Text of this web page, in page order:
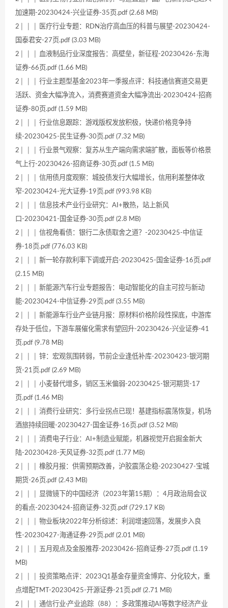
加速期-20230424-兴业证券-35页.pdf (2.68 MB)
2│ │ │ 医疗行业专题：RDN治疗高血压的科普与展望-20230424-
国泰君安-27页.pdf (3.03 MB)
2│ │ │ 血液制品行业深度报告：高壁垒，新征程-20230426-东海
证券-66页.pdf (1.66 MB)
2│ │ │ 行业主题型基金2023年一季报点评：科技通信赛道交易更
活跃、资金大幅净流入，消费赛道资金大幅净流出-20230424-招商
证券-80页.pdf (1.59 MB)
2│ │ │ 行业信息跟踪：游戏版权发放积极，快递价格竞争持
续-20230425-民生证券-30页.pdf (7.32 MB)
2│ │ │ 行业景气观察：复苏从生产端向需求端扩散，面板等价格景
气上行-20230426-招商证券-30页.pdf (1.5 MB)
2│ │ │ 信用债月度观察：城投债发行大幅增长，信用利差整体收
窄-20230424-光大证券-19页.pdf (993.98 KB)
2│ │ │ 信息技术产业行业研究：AI+散热，站上新风
口-20230421-国金证券-30页.pdf (2.8 MB)
2│ │ │ 信视角看债：银行二永债取舍之道？-20230425-中信证
券-18页.pdf (776.03 KB)
2│ │ │ 新一轮存款利率下调或开启-20230425-国金证券-16页.pdf
(2.15 MB)
2│ │ │ 新能源汽车行业专题报告：电动智能化的自主可控与新动
能-20230424-中信证券-29页.pdf (3.55 MB)
2│ │ │ 新能源车行业产业链月报：原材料价格阶段性探底，中游库
存处于低位，下游车展催化需求有望回升-20230426-兴业证券-41
页.pdf (9.78 MB)
2│ │ │ 锌：宏观氛围转弱，节前企业逢低补库-20230423-银河期
货-21页.pdf (2.69 MB)
2│ │ │ 小麦替代增多，销区玉米偏弱-20230425-银河期货-17
页.pdf (1.46 MB)
2│ │ │ 消费行业研究：多行业拐点已现！基建指标震荡恢复，机场
酒旅持续回暖-20230427-国金证券-16页.pdf (3.52 MB)
2│ │ │ 消费电子行业：AI+制造业赋能，机器视觉开启掘金新大
陆-20230428-天风证券-32页.pdf (1.77 MB)
2│ │ │ 橡胶月报：供需预期改善，沪胶震荡企稳-20230427-宝城
期货-26页.pdf (2.43 MB)
2│ │ │ 显微镜下的中国经济（2023年第15期）：4月政治局会议
的看点-20230424-招商证券-32页.pdf (729.17 KB)
2│ │ │ 物业板块2022年分析综述：利润增速回落，发展步入良
性-20230427-海通证券-29页.pdf (2.01 MB)
2│ │ │ 五月观点及金股推荐-20230426-招商证券-27页.pdf (1.19
MB)
2│ │ │ 投资策略点评：2023Q1基金存量资金博弈、分化较大，重
点增配TMT-20230425-开源证券-21页.pdf (2.71 MB)
2│ │ │ 通信行业·产业追踪（88）：多政策推动AI等数字经济产业